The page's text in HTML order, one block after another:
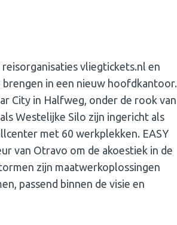
vliegtickets.nl en
in een nieuw hoofdkantoor.
City in Halfweg, onder de rook van
Westelijke Silo zijn ingericht als
met 60 werkplekken. EASY
van Otravo om de akoestiek in de
zijn maatwerkoplossingen
passend binnen de visie en